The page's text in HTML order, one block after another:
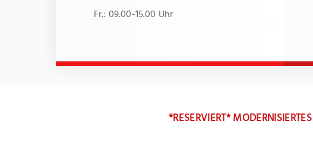
Fr.: 09.00-15.00 Uhr
*RESERVIERT*